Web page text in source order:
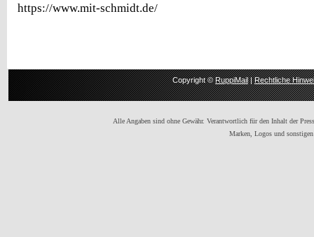
https://www.mit-schmidt.de/
Copyright ©RuppiMail|Rechtliche
Alle Angaben sind ohne Gewähr. Verantwortlich für den Inhalt der
Marken, Logos und